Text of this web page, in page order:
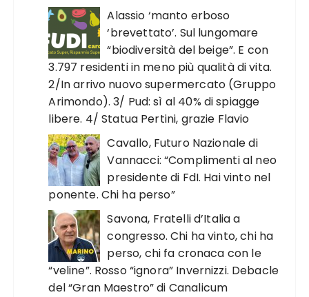
Alassio ‘manto erboso
‘brevettato’. Sul lungomare
“biodiversità del beige”. E con
3.797 residenti in meno più qualità di vita.
2/In arrivo nuovo supermercato (Gruppo
Arimondo). 3/ Pud: sì al 40% di spiagge
libere. 4/ Statua Pertini, grazie Flavio
Cavallo, Futuro Nazionale di
Vannacci: “Complimenti al neo
presidente di FdI. Hai vinto nel
ponente. Chi ha perso”
Savona, Fratelli d’Italia a
congresso. Chi ha vinto, chi ha
perso, chi fa cronaca con le
“veline”. Rosso “ignora” Invernizzi. Debacle
del “Gran Maestro” di Canalicum